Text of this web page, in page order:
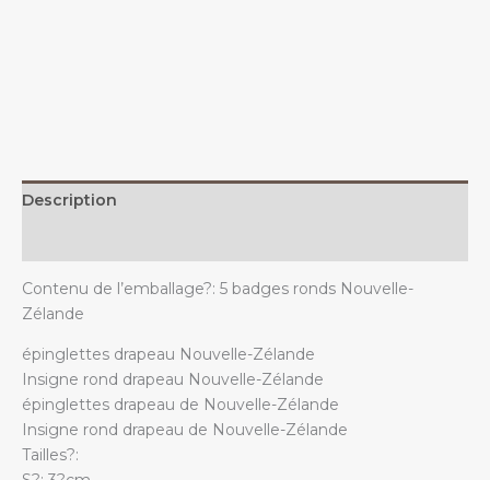
quantity
Description
Contenu de l’emballage?: 5 badges ronds Nouvelle-
Zélande
épinglettes drapeau Nouvelle-Zélande
Insigne rond drapeau Nouvelle-Zélande
épinglettes drapeau de Nouvelle-Zélande
Insigne rond drapeau de Nouvelle-Zélande
Tailles?: